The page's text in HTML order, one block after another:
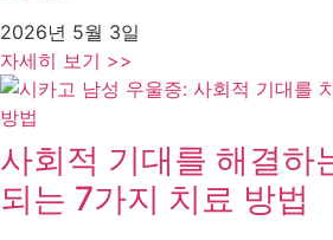
2026년 5월 3일
자세히 보기 >>
사회적 기대를 해결하
되는 7가지 치료 방법